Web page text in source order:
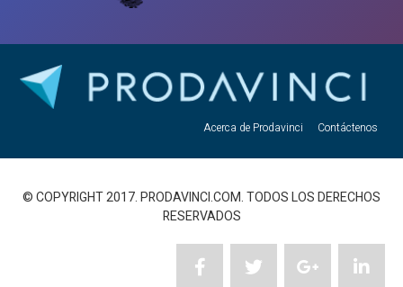
Acerca de Prodavinci Contáctenos
© COPYRIGHT 2017. PRODAVINCI.COM. TODOS LOS DERECHOS
RESERVADOS